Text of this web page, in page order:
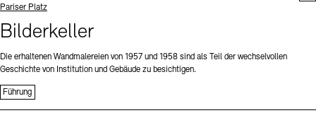
Standort
Pariser Platz
Bilderkeller
Die erhaltenen Wandmalereien von 1957 und 1958 sind als Teil der wechselvollen
Geschichte von Institution und Gebäude zu besichtigen.
Führung